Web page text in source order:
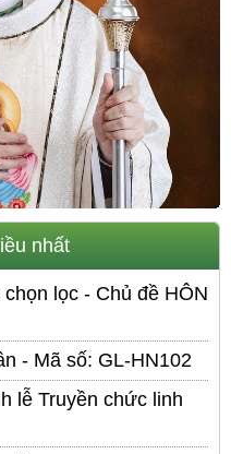
nhất
lọc - Chủ đề HÔN
- Mã số: GL-HN102
lễ Truyền chức linh